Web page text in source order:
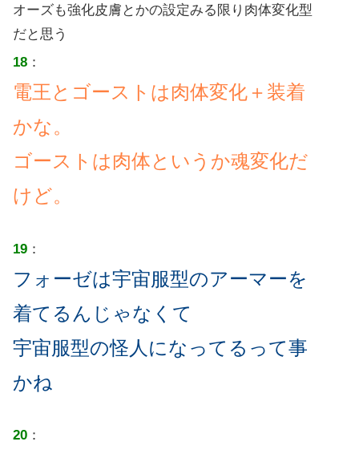
オーズも強化皮膚とかの設定みる限り肉体変化型
だと思う
18 ：
電王とゴーストは肉体変化＋装着
かな。
ゴーストは肉体というか魂変化だ
けど。
19 ：
フォーゼは宇宙服型のアーマーを
着てるんじゃなくて
宇宙服型の怪人になってるって事
かね
20 ：